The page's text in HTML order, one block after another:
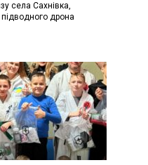
села Сахнівка,
дрона